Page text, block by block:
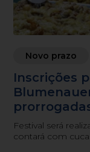
Novo prazo
Inscrições
Festival será
contará com